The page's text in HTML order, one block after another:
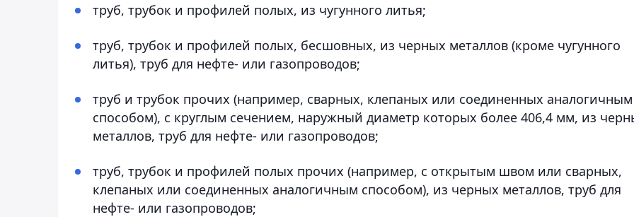
труб, трубок и профилей полых, из чугунного литья;
труб, трубок и профилей полых, бесшовных, из черных металлов (кроме чугунного
литья), труб для нефте- или газопроводов;
труб и трубок прочих (например, сварных, клепаных или соединенных аналогичным
способом), с круглым сечением, наружный диаметр которых более 406,4 мм, из
металлов, труб для нефте- или газопроводов;
труб, трубок и профилей полых прочих (например, с открытым швом или сварных,
клепаных или соединенных аналогичным способом), из черных металлов, труб для
нефте- или газопроводов;